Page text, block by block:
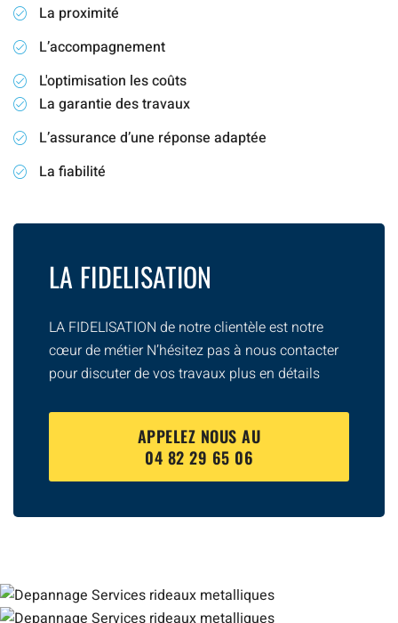
La proximité
L’accompagnement
L'optimisation les coûts
La garantie des travaux
L’assurance d’une réponse adaptée
La fiabilité
LA FIDELISATION
LA FIDELISATION de notre clientèle est notre
cœur de métier N’hésitez pas à nous contacter
pour discuter de vos travaux plus en détails
APPELEZ NOUS AU
04 82 29 65 06